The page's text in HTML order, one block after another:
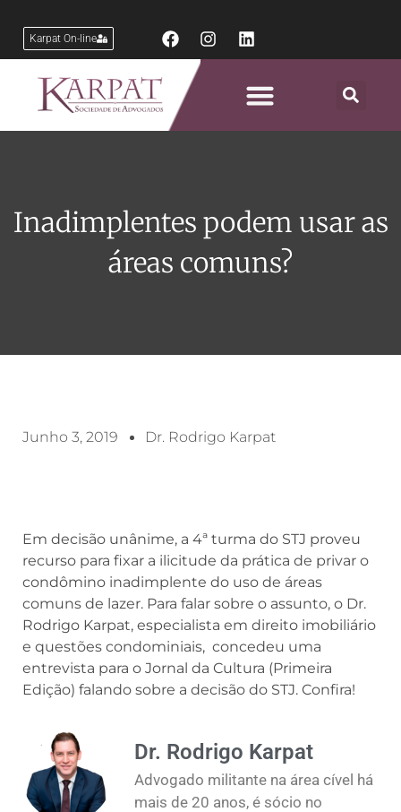
Karpat On-line
Inadimplentes podem usar as
áreas comuns?
Junho 3, 2019 Dr. Rodrigo Karpat
Em decisão unânime, a 4ª turma do STJ proveu
recurso para fixar a ilicitude da prática de privar o
condômino inadimplente do uso de áreas
comuns de lazer. Para falar sobre o assunto, o Dr.
Rodrigo Karpat, especialista em direito imobiliário
e questões condominiais, concedeu uma
entrevista para o Jornal da Cultura (Primeira
Edição) falando sobre a decisão do STJ. Confira!
Dr. Rodrigo Karpat
Advogado militante na área cível há
mais de 20 anos, é sócio no